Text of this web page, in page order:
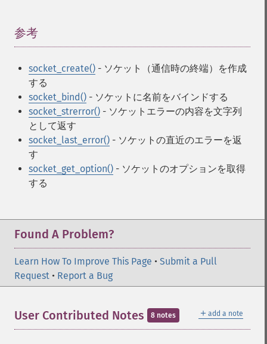
参考
socket_create() - ソケット（通信時の終端）を作成
する
socket_bind() - ソケットに名前をバインドする
socket_strerror() - ソケットエラーの内容を文字列
として返す
socket_last_error() - ソケットの直近のエラーを返
す
socket_get_option() - ソケットのオプションを取得
する
Found A Problem?
Learn How To Improve This Page • Submit a Pull
Request • Report a Bug
＋ add a note
User Contributed Notes 8 notes